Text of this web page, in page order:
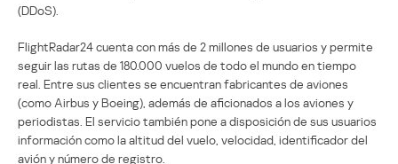
(DDoS).
FlightRadar24 cuenta con más de 2 millones de usuarios y permite
seguir las rutas de 180.000 vuelos de todo el mundo en tiempo
real. Entre sus clientes se encuentran fabricantes de aviones
(como Airbus y Boeing), además de aficionados a los aviones y
periodistas. El servicio también pone a disposición de sus usuarios
información como la altitud del vuelo, velocidad, identificador del
avión y número de registro.